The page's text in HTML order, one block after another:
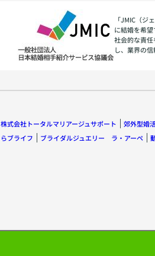
「JMIC（ジ
に結婚を希
社会的な責
し、業界の
株式会社トータルマリアージュサポート 郊外型婚
らブライフ
ブライダルジュエリー ラ・アーペ